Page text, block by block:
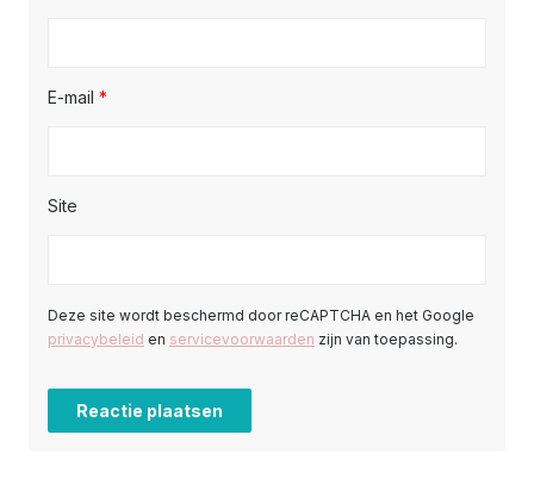
E-mail *
Site
Deze site wordt beschermd door reCAPTCHA en het Google
privacybeleid en servicevoorwaarden zijn van toepassing.